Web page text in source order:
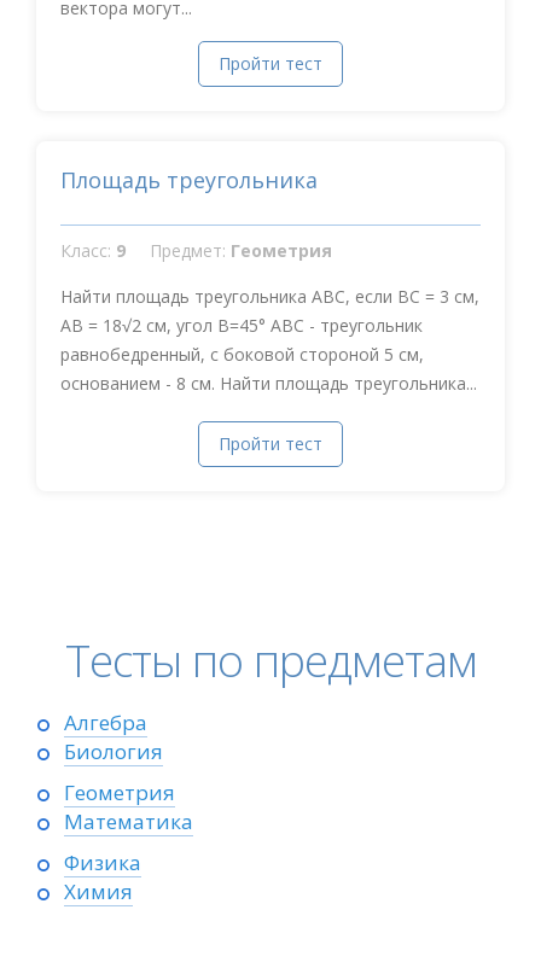
вектора могут...
Пройти тест
Площадь треугольника
Класс: 9 Предмет: Геометрия
Найти площадь треугольника ABC, если BC = 3 см,
AB = 18√2 см, угол B=45° АВС - треугольник
равнобедренный, с боковой стороной 5 см,
основанием - 8 см. Найти площадь треугольника...
Пройти тест
Тесты по предметам
Алгебра
Биология
Геометрия
Математика
Физика
Химия